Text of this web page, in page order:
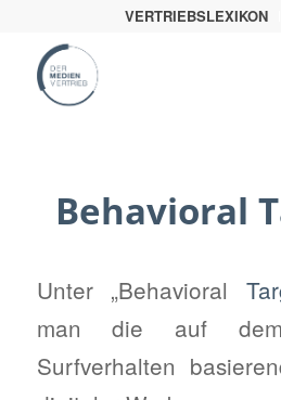
VERTRIEBSLEXIKON
Behavioral
Unter „Behavioral
man die auf dem
Surfverhalten